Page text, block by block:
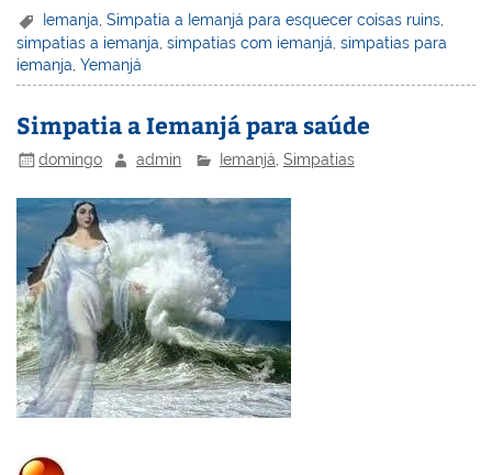
er
e
st
k
e
dI
n
c
e
b
o
o
k
itt
er
ai
l
h
o
o
M
ai
l
t
ar
e
Iemanja ,Simpatia a Iemanjá para esquecer coisas ruins
simpatias a iemanja ,simpatias com iemanjá ,simpatias para
iemanja ,Yemanjá
Simpatia a Iemanjá para saúde
domingo admin Iemanjá Simpatias